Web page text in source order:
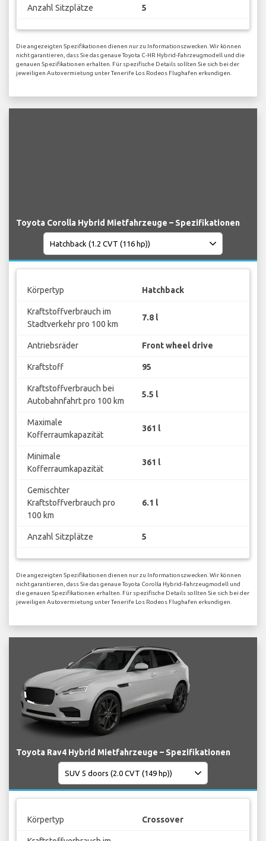
Anzahl Sitzplätze 5
Die angezeigten Spezifikationen dienen nur zu Informationszwecken. Wir können
nicht garantieren, dass Sie das genaue Toyota C-HR Hybrid-Fahrzeugmodell und die
genauen Spezifikationen erhalten. Für spezifische Details sollten Sie sich bei der
jeweiligen Autovermietung unter Tenerife Los Rodeos Flughafen erkundigen.
Toyota Corolla Hybrid Mietfahrzeuge – Spezifikationen
Körpertyp Hatchback
Kraftstoffverbrauch im
Stadtverkehr pro 100 km
7.8 l
Antriebsräder Front wheel drive
Kraftstoff 95
Kraftstoffverbrauch bei
Autobahnfahrt pro 100 km
5.5 l
Maximale
Kofferraumkapazität
361 l
Minimale
Kofferraumkapazität
361 l
Gemischter
Kraftstoffverbrauch pro
100 km
6.1 l
Anzahl Sitzplätze 5
Die angezeigten Spezifikationen dienen nur zu Informationszwecken. Wir können
nicht garantieren, dass Sie das genaue Toyota Corolla Hybrid-Fahrzeugmodell und
die genauen Spezifikationen erhalten. Für spezifische Details sollten Sie sich bei der
jeweiligen Autovermietung unter Tenerife Los Rodeos Flughafen erkundigen.
Toyota Rav4 Hybrid Mietfahrzeuge – Spezifikationen
Körpertyp Crossover